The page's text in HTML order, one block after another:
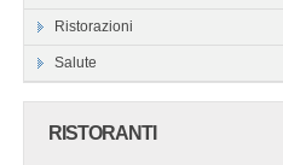
Ristorazioni
Salute
RISTORANTI